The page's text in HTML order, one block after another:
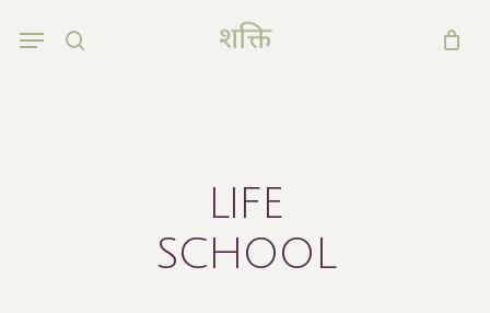
Menu
LIFE
SCHOOL